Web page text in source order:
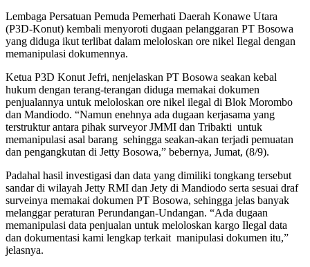
Lembaga Persatuan Pemuda Pemerhati Daerah Konawe Utara
(P3D-Konut) kembali menyoroti dugaan pelanggaran PT Bosowa
yang diduga ikut terlibat dalam meloloskan ore nikel Ilegal dengan
memanipulasi dokumennya.
Ketua P3D Konut Jefri, nenjelaskan PT Bosowa seakan kebal
hukum dengan terang-terangan diduga memakai dokumen
penjualannya untuk meloloskan ore nikel ilegal di Blok Morombo
dan Mandiodo. “Namun enehnya ada dugaan kerjasama yang
terstruktur antara pihak surveyor JMMI dan Tribakti untuk
memanipulasi asal barang sehingga seakan-akan terjadi pemuatan
dan pengangkutan di Jetty Bosowa,” bebernya, Jumat, (8/9).
Padahal hasil investigasi dan data yang dimiliki tongkang tersebut
sandar di wilayah Jetty RMI dan Jety di Mandiodo serta sesuai draf
surveinya memakai dokumen PT Bosowa, sehingga jelas banyak
melanggar peraturan Perundangan-Undangan. “Ada dugaan
memanipulasi data penjualan untuk meloloskan kargo Ilegal data
dan dokumentasi kami lengkap terkait manipulasi dokumen itu,”
jelasnya.